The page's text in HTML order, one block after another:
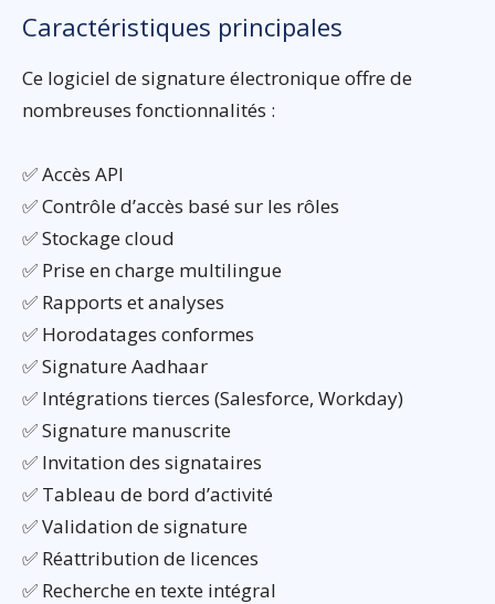
Caractéristiques principales
Ce logiciel de signature électronique offre de
nombreuses fonctionnalités :
✅ Accès API
✅ Contrôle d’accès basé sur les rôles
✅ Stockage cloud
✅ Prise en charge multilingue
✅ Rapports et analyses
✅ Horodatages conformes
✅ Signature Aadhaar
✅ Intégrations tierces (Salesforce, Workday)
✅ Signature manuscrite
✅ Invitation des signataires
✅ Tableau de bord d’activité
✅ Validation de signature
✅ Réattribution de licences
✅ Recherche en texte intégral